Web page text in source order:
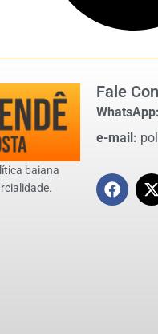
baiana
Fale
WhatsApp:
e-mail: